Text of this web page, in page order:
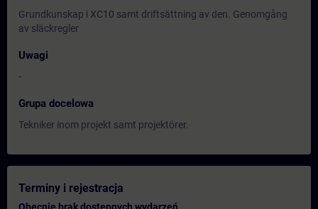
Grundkunskap i XC10 samt driftsättning av den. Genomgång
av släckregler
Uwagi
-
Grupa docelowa
Tekniker inom projekt samt projektörer.
Terminy i rejestracja